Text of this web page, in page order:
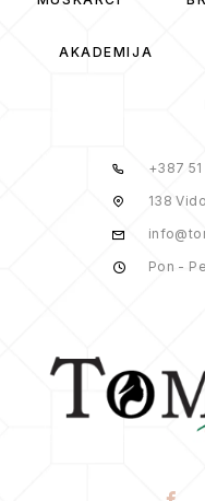
AKADEMIJA
+387
138
Pon -